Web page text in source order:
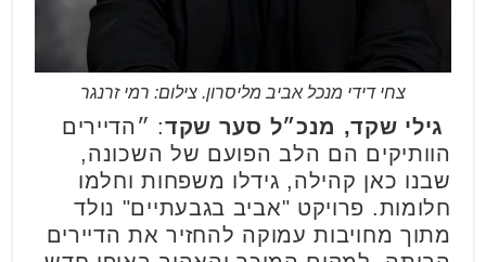
צחי דידי מנכל אביב מליסרון. צילום: רמי זרנגר
גילי שקד, מנכ״ל סער שקד: ״הדיירים
הוותיקים הם הלב הפועם של השכונה,
שבנו כאן קהילה, גידלו משפחות וחלמו
חלומות. פרויקט "אביב בגבעתיים" נולד
מתוך מחויבות עמוקה להחזיר את הדיירים